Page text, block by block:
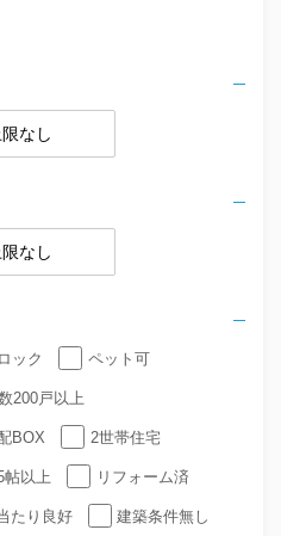
ック ペット可
200戸以上
BOX 2世帯住宅
帖以上 リフォーム済
たり良好 建築条件無し